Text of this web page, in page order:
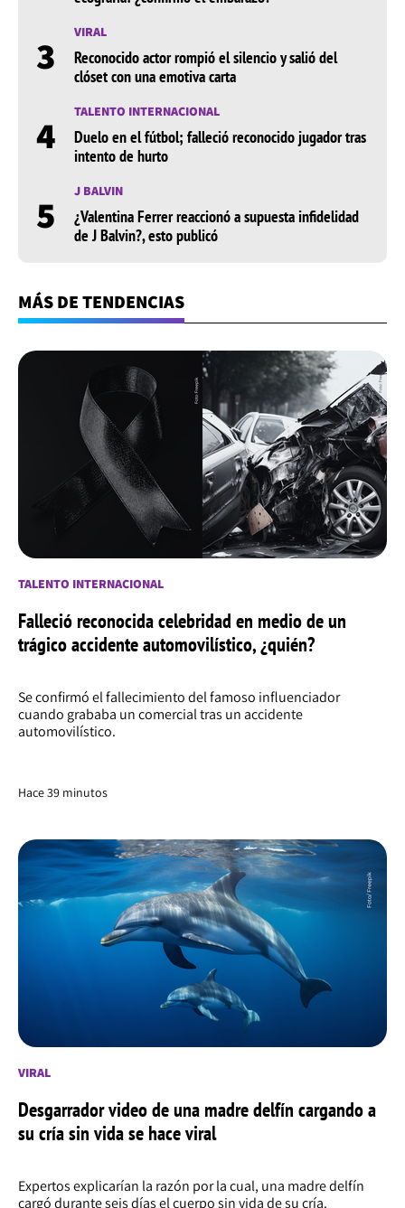
3 VIRAL
Reconocido actor rompió el silencio y salió del
clóset con una emotiva carta
4 TALENTO INTERNACIONAL
Duelo en el fútbol; falleció reconocido jugador tras
intento de hurto
5 J BALVIN
¿Valentina Ferrer reaccionó a supuesta infidelidad
de J Balvin?, esto publicó
MÁS DE TENDENCIAS
TALENTO INTERNACIONAL
Falleció reconocida celebridad en medio de un
trágico accidente automovilístico, ¿quién?
Se confirmó el fallecimiento del famoso influenciador
cuando grababa un comercial tras un accidente
automovilístico.
Hace 39 minutos
VIRAL
Desgarrador video de una madre delfín cargando a
su cría sin vida se hace viral
Expertos explicarían la razón por la cual, una madre delfín
cargó durante seis días el cuerpo sin vida de su cría.